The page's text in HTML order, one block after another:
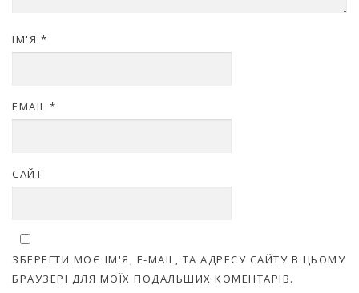
ІМ'Я *
EMAIL *
САЙТ
ЗБЕРЕГТИ МОЄ ІМ'Я, E-MAIL, ТА АДРЕСУ САЙТУ В ЦЬОМУ
БРАУЗЕРІ ДЛЯ МОЇХ ПОДАЛЬШИХ КОМЕНТАРІВ.